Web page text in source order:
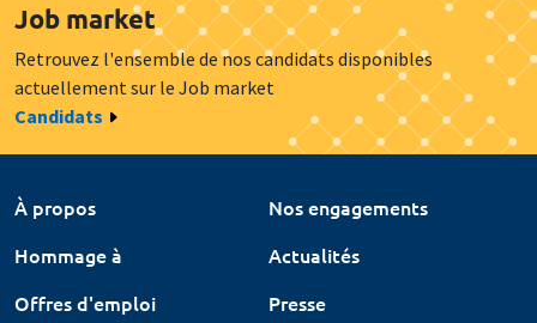
Job market
Retrouvez l'ensemble de nos candidats disponibles
actuellement sur le Job market
Candidats
À propos
Nos engagements
Hommage à
Actualités
Offres d'emploi
Presse